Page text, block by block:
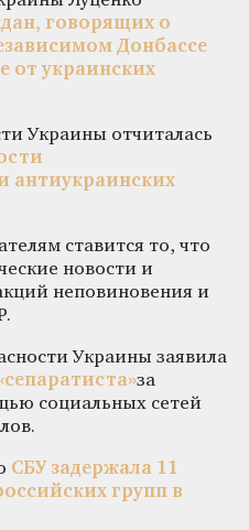
говорящих о
Донбассе
от украинских
Украины отчиталась
антиукраинских
ставится то, что
новости и
неповиновения и
Украины заявила
за
социальных сетей
СБУ задержала 11
групп в